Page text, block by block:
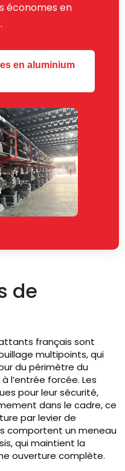
économes en
en aluminium
de
français sont
multipoints, qui
du périmètre du
l’entrée forcée. Les
pour leur sécurité,
dans le cadre, ce
par levier de
comportent un meneau
qui maintient la
ouverture complète.